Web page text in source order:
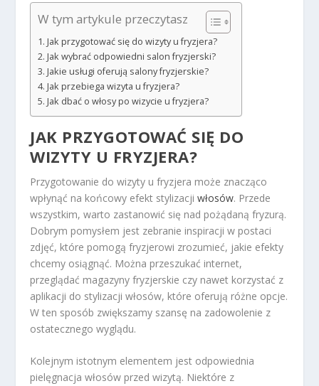
W tym artykule przeczytasz
Jak przygotować się do wizyty u fryzjera?
Jak wybrać odpowiedni salon fryzjerski?
Jakie usługi oferują salony fryzjerskie?
Jak przebiega wizyta u fryzjera?
Jak dbać o włosy po wizycie u fryzjera?
JAK PRZYGOTOWAĆ SIĘ DO
WIZYTY U FRYZJERA?
Przygotowanie do wizyty u fryzjera może znacząco
wpłynąć na końcowy efekt stylizacjiwłosów. Przede
wszystkim, warto zastanowić się nad pożądaną fryzurą.
Dobrym pomysłem jest zebranie inspiracji w postaci
zdjęć, które pomogą fryzjerowi zrozumieć, jakie efekty
chcemy osiągnąć. Można przeszukać internet,
przeglądać magazyny fryzjerskie czy nawet korzystać z
aplikacji do stylizacji włosów, które oferują różne opcje.
W ten sposób zwiększamy szansę na zadowolenie z
ostatecznego wyglądu.
Kolejnym istotnym elementem jest odpowiednia
pielęgnacja włosów przed wizytą. Niektóre z